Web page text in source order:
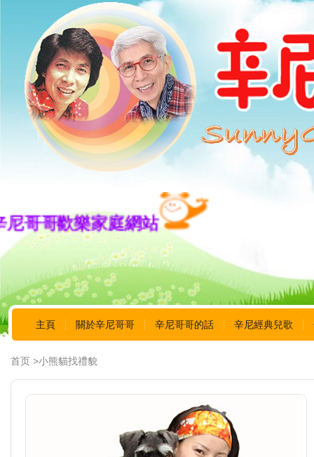
哥歡樂家庭網站
主頁 關於辛尼哥哥 辛尼哥哥的話 辛尼經典兒歌
首页 >小熊貓找禮貌